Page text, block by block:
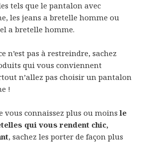
tels que le pantalon avec
les jeans a bretelle homme ou
a bretelle homme.
n’est pas à restreindre, sachez
qui vous conviennent
n’allez pas choisir un pantalon
!
vous connaissez plus ou moinsle
qui vous rendent chic,
, sachez les porter de façon plus